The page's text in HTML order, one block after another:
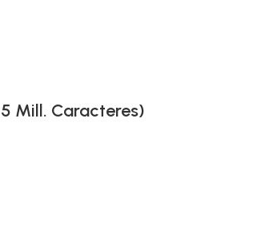
Mill. Caracteres)